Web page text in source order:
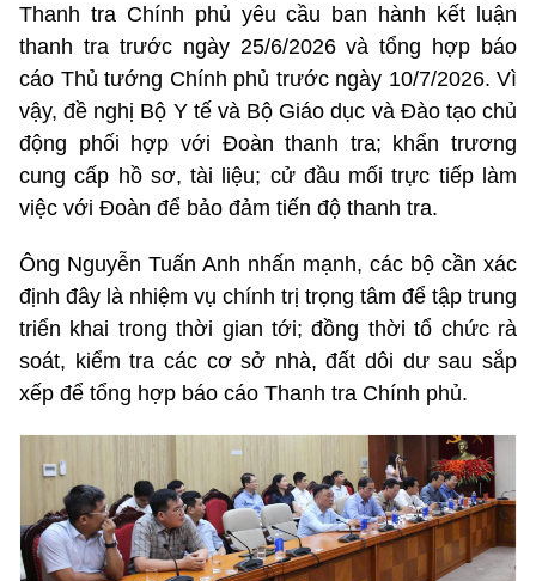
Thanh tra Chính phủ yêu cầu ban hành kết luận
thanh tra trước ngày 25/6/2026 và tổng hợp báo
cáo Thủ tướng Chính phủ trước ngày 10/7/2026. Vì
vậy, đề nghị Bộ Y tế và Bộ Giáo dục và Đào tạo chủ
động phối hợp với Đoàn thanh tra; khẩn trương
cung cấp hồ sơ, tài liệu; cử đầu mối trực tiếp làm
việc với Đoàn để bảo đảm tiến độ thanh tra.
Ông Nguyễn Tuấn Anh nhấn mạnh, các bộ cần xác
định đây là nhiệm vụ chính trị trọng tâm để tập trung
triển khai trong thời gian tới; đồng thời tổ chức rà
soát, kiểm tra các cơ sở nhà, đất dôi dư sau sắp
xếp để tổng hợp báo cáo Thanh tra Chính phủ.